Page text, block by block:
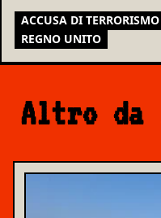
ACCUSA DI TERRORISMO
REGNO UNITO
Altro da